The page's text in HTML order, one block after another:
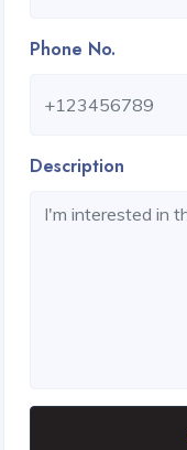
Phone No.
Description